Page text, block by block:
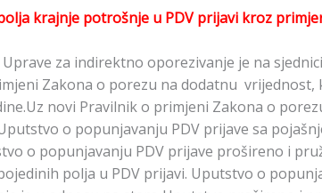
krajnje potrošnje u PDV prijavi kroz
za indirektno oporezivanje je na
Zakona o porezu na dodatnu vrijednost,
novi Pravilnik o primjeni Zakona o
o popunjavanju PDV prijave sa
o popunjavanju PDV prijave prošireno i
polja u PDV prijavi. Uputstvo o